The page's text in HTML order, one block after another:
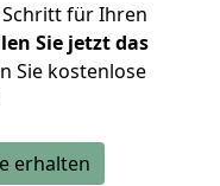
Schritt für Ihren
Sie jetzt das
Sie kostenlose
erhalten